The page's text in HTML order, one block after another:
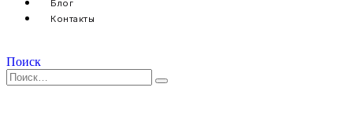
Блог
Контакты
Поиск